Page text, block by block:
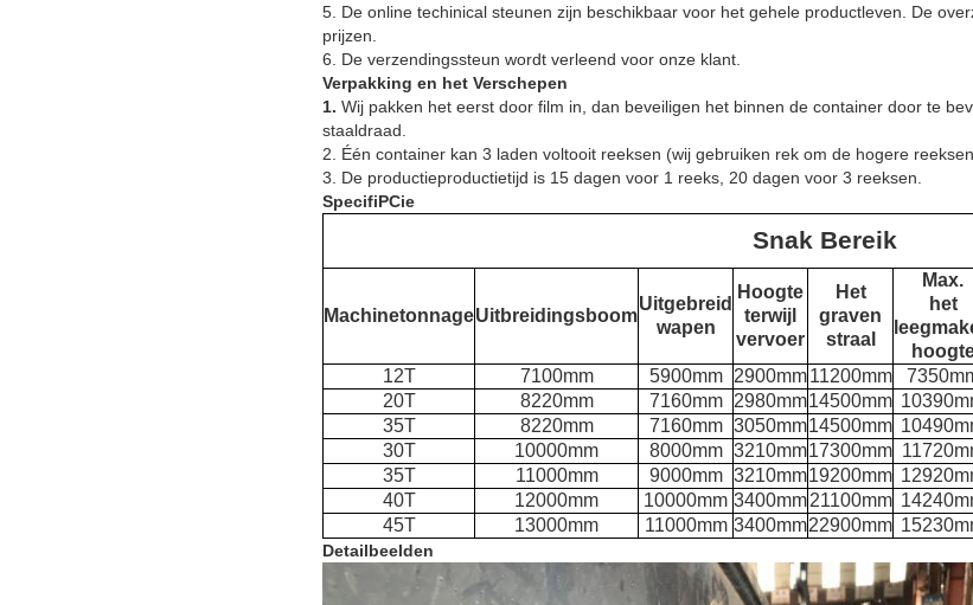
5. De online techinical steunen zijn beschikbaar voor het gehele productleven. De
prijzen.
6. De verzendingssteun wordt verleend voor onze klant.
Verpakking en het Verschepen
1. Wij pakken het eerst door film in, dan beveiligen het binnen de container door te
staaldraad.
2. Één container kan 3 laden voltooit reeksen (wij gebruiken rek om de hogere
3. De productieproductietijd is 15 dagen voor 1 reeks, 20 dagen voor 3 reeksen.
SpecifiPCie
Snak Bereik
MachinetonnageUitbreidingsboom
Uitgebreid
wapen
Hoogte
terwijl
vervoer
Het
graven
straal
Max.
het
12T 7100mm 5900mm 2900mm11200mm
20T
8220mm 7160mm 2980mm14500mm
35T
8220mm 7160mm 3050mm14500mm
30T
10000mm 8000mm 3210mm17300mm
35T
11000mm 9000mm 3210mm19200mm
40T
12000mm 10000mm 3400mm21100mm
45T
13000mm 11000mm 3400mm22900mm
Detailbeelden